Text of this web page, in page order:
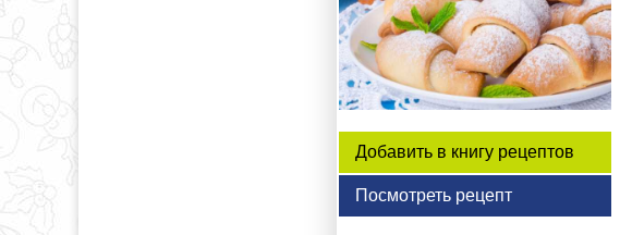
Добавить в книгу рецептов
Посмотреть рецепт